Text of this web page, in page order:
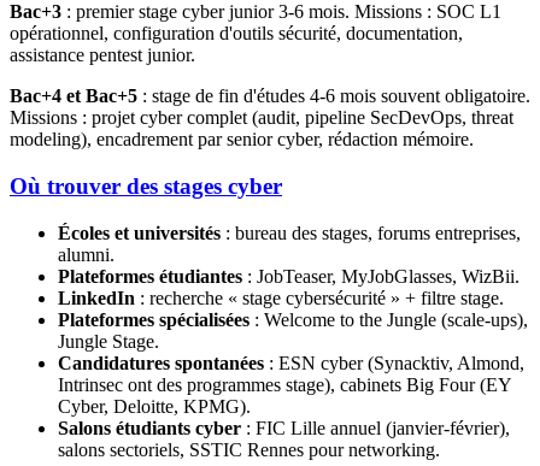
Bac+3 : premier stage cyber junior 3-6 mois. Missions : SOC L1
opérationnel, configuration d'outils sécurité, documentation,
assistance pentest junior.
Bac+4 et Bac+5 : stage de fin d'études 4-6 mois souvent obligatoire.
Missions : projet cyber complet (audit, pipeline SecDevOps, threat
modeling), encadrement par senior cyber, rédaction mémoire.
Où trouver des stages cyber
Écoles et universités : bureau des stages, forums entreprises,
alumni.
Plateformes étudiantes : JobTeaser, MyJobGlasses, WizBii.
LinkedIn : recherche « stage cybersécurité » + filtre stage.
Plateformes spécialisées : Welcome to the Jungle (scale-ups),
Jungle Stage.
Candidatures spontanées : ESN cyber (Synacktiv, Almond,
Intrinsec ont des programmes stage), cabinets Big Four (EY
Cyber, Deloitte, KPMG).
Salons étudiants cyber : FIC Lille annuel (janvier-février),
salons sectoriels, SSTIC Rennes pour networking.